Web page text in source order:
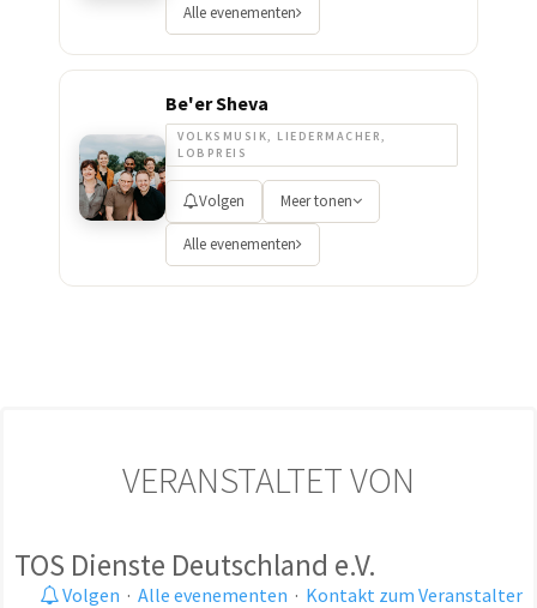
Alle evenementen
Be'er Sheva
VOLKSMUSIK, LIEDERMACHER,
LOBPREIS
Volgen Meer tonen
Alle evenementen
VERANSTALTET VON
TOS Dienste Deutschland e.V.
Volgen · Alle evenementen · Kontakt zum Veranstalter